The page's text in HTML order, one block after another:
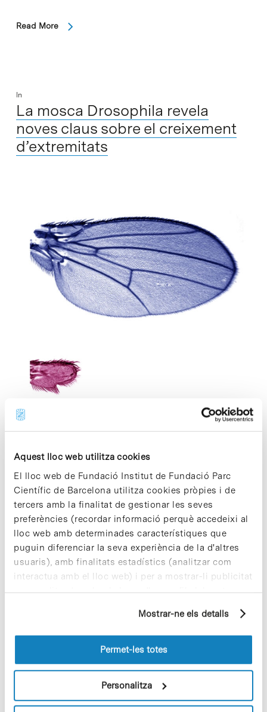
Aquest lloc web utilitza cookies
El lloc web de Fundació Institut de Fundació Parc
Científic de Barcelona utilitza cookies pròpies i de
tercers amb la finalitat de gestionar les seves
preferències (recordar informació perquè accedeixi al
lloc web amb determinades característiques que
puguin diferenciar la seva experiència de la d'altres
usuaris), amb finalitats estadístics (analitzar com
interactua amb el lloc web) i per a mostrar-li publicitat
personalitzada sobre la base d'un perfil elaborat a
pàgines visitades). Per a obtenir més informació sobre
les cookies pot consultar laPolítica de cookiesdel
Mostrar-ne els detalls
Permet-les totes
Personalitza
Read More
In
La mosca Drosophila revela
noves claus sobre el creixement
d’extremitats
Investigadors del Laboratori de Desenvolupament i Control
de Creixement de l'IRB Barcelona al Parc Científic de
Barcelona revelen una doble funció del gen Dpp (BMP en
humans) en l'organització de l'estructura i…
Read More